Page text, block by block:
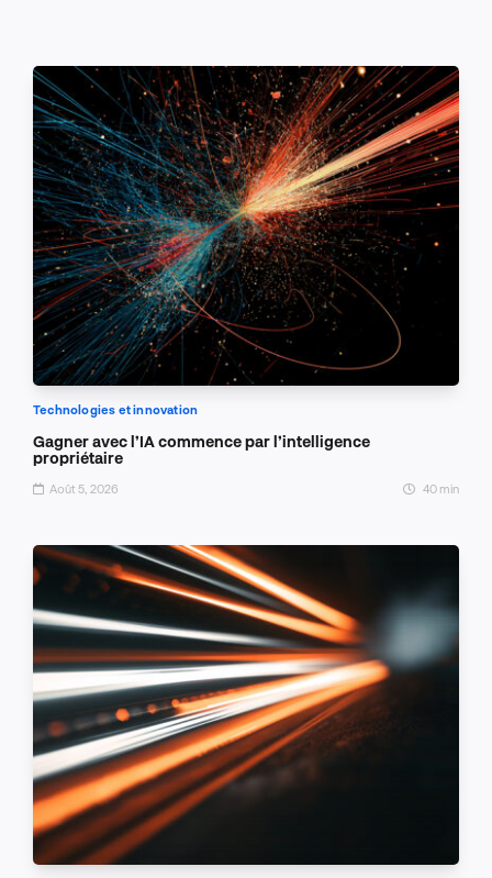
Technologies et innovation
Gagner avec l’IA commence par l’intelligence
propriétaire
Août 5, 2026 40 min